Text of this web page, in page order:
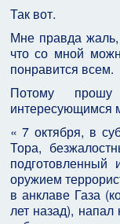
Так вот.
Мне правда
что со мной
понравится всем.
Потому
интересующимся
« 7 октября, в
Тора,
оружием
в анклаве Газа
лет назад),